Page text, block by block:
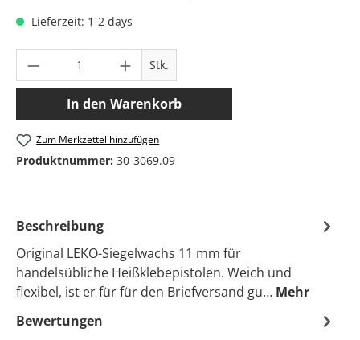
Lieferzeit: 1-2 days
Produkt Anzahl: Gib den gewünschten
Stk.
In den Warenkorb
Zum Merkzettel hinzufügen
Produktnummer: 30-3069.09
Beschreibung
Original LEKO-Siegelwachs 11 mm für
handelsübliche Heißklebepistolen. Weich und
flexibel, ist er für für den Briefversand gu… Mehr
Bewertungen